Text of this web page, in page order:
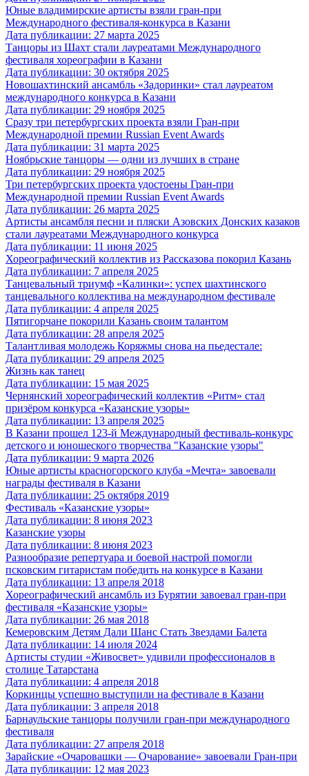
Юные владимирские артисты взяли гран-при
Международного фестиваля-конкурса в Казани
Дата публикации: 27 марта 2025
Танцоры из Шахт стали лауреатами Международного
фестиваля хореографии в Казани
Дата публикации: 30 октября 2025
Новошахтинский ансамбль «Задоринки» стал лауреатом
международного конкурса в Казани
Дата публикации: 29 ноября 2025
Сразу три петербургских проекта взяли Гран-при
Международной премии Russian Event Awards
Дата публикации: 31 марта 2025
Ноябрьские танцоры — одни из лучших в стране
Дата публикации: 29 ноября 2025
Три петербургских проекта удостоены Гран-при
Международной премии Russian Event Awards
Дата публикации: 26 марта 2025
Артисты ансамбля песни и пляски Азовских Донских казаков
стали лауреатами Международного конкурса
Дата публикации: 11 июня 2025
Хореографический коллектив из Рассказова покорил Казань
Дата публикации: 7 апреля 2025
Танцевальный триумф «Калинки»: успех шахтинского
танцевального коллектива на международном фестивале
Дата публикации: 4 апреля 2025
Пятигорчане покорили Казань своим талантом
Дата публикации: 28 апреля 2025
Талантливая молодежь Коряжмы снова на пьедестале:
Дата публикации: 29 апреля 2025
Жизнь как танец
Дата публикации: 15 мая 2025
Чернянский хореографический коллектив «Ритм» стал
призёром конкурса «Казанские узоры»
Дата публикации: 13 апреля 2025
В Казани прошел 123-й Международный фестиваль-конкурс
детского и юношеского творчества "Казанские узоры"
Дата публикации: 9 марта 2026
Юные артисты красногорского клуба «Мечта» завоевали
награды фестиваля в Казани
Дата публикации: 25 октября 2019
Фестиваль «Казанские узоры»
Дата публикации: 8 июня 2023
Казанские узоры
Дата публикации: 8 июня 2023
Разнообразие репертуара и боевой настрой помогли
псковским гитаристам победить на конкурсе в Казани
Дата публикации: 13 апреля 2018
Хореографический ансамбль из Бурятии завоевал гран-при
фестиваля «Казанские узоры»
Дата публикации: 26 мая 2018
Кемеровским Детям Дали Шанс Стать Звездами Балета
Дата публикации: 14 июля 2024
Артисты студии «Живосвет» удивили профессионалов в
столице Татарстана
Дата публикации: 4 апреля 2018
Коркинцы успешно выступили на фестивале в Казани
Дата публикации: 3 апреля 2018
Барнаульские танцоры получили гран-при международного
фестиваля
Дата публикации: 27 апреля 2018
Зарайские «Очаровашки — Очарование» завоевали Гран-при
Дата публикации: 12 мая 2023